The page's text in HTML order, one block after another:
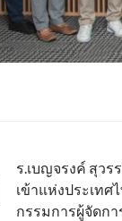
ร.เบญจรงค์ สุว
เข้าแห่งประเทศ
กรรมการผู้จัดก